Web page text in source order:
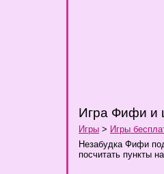
Игра Фифи и
Игры > Игры
Незабудка Фифи
посчитать пункты